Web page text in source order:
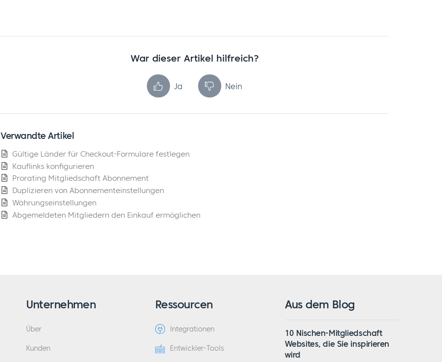
War dieser Artikel hilfreich?
Ja Nein
Verwandte Artikel
Gültige Länder für Checkout-Formulare festlegen
Kauflinks konfigurieren
Prorating Mitgliedschaft Abonnement
Duplizieren von Abonnementeinstellungen
Währungseinstellungen
Abgemeldeten Mitgliedern den Einkauf ermöglichen
Unternehmen
Über
Kunden
Ressourcen
Integrationen
Entwickler-Tools
Aus dem Blog
10 Nischen-Mitgliedschaft
Websites, die Sie inspirieren
wird